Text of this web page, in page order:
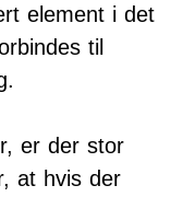
element i det
til
er der stor
at hvis der